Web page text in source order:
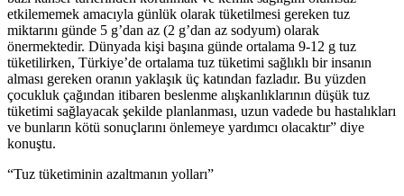
etkilememek amacıyla günlük olarak tüketilmesi gereken tuz
miktarını günde 5 g’dan az (2 g’dan az sodyum) olarak
önermektedir. Dünyada kişi başına günde ortalama 9-12 g tuz
tüketilirken, Türkiye’de ortalama tuz tüketimi sağlıklı bir insanın
alması gereken oranın yaklaşık üç katından fazladır. Bu yüzden
çocukluk çağından itibaren beslenme alışkanlıklarının düşük tuz
tüketimi sağlayacak şekilde planlanması, uzun vadede bu hastalıkları
ve bunların kötü sonuçlarını önlemeye yardımcı olacaktır” diye
konuştu.
“Tuz tüketiminin azaltmanın yolları”